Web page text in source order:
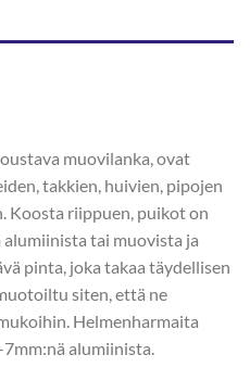
muovilanka, ovat
takkien, huivien, pipojen
Koosta riippuen, puikot on
tai muovista ja
pinta, joka takaa täydellisen
siten, että ne
Helmenharmaita
alumiinista.